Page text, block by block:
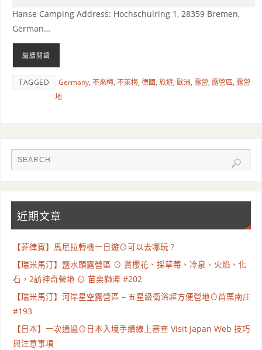
Hanse Camping Address: Hochschulring 1, 28359 Bremen,
German…
繼續閱讀
TAGGED Germany,不來梅,不萊梅,德國,旅遊,歐洲, 露營, 露營區, 露營
地
近期文章
【菲律賓】馬尼拉轉機一日遊⊙可以去哪玩 ?
【瑞米馬汀】鹽水頭露營區 ⊙ 賞櫻花、採草莓、冷泉、火焰、化
石，2訪神奇營地 ⊙ 苗栗獅潭 #202
【瑞米馬汀】河岸星空露營區 – 五星級衛浴超方便營地⊙苗栗南庄
#193
【日本】一次通過⊙日本入境手續線上審查 Visit Japan Web 技巧
與注意事項